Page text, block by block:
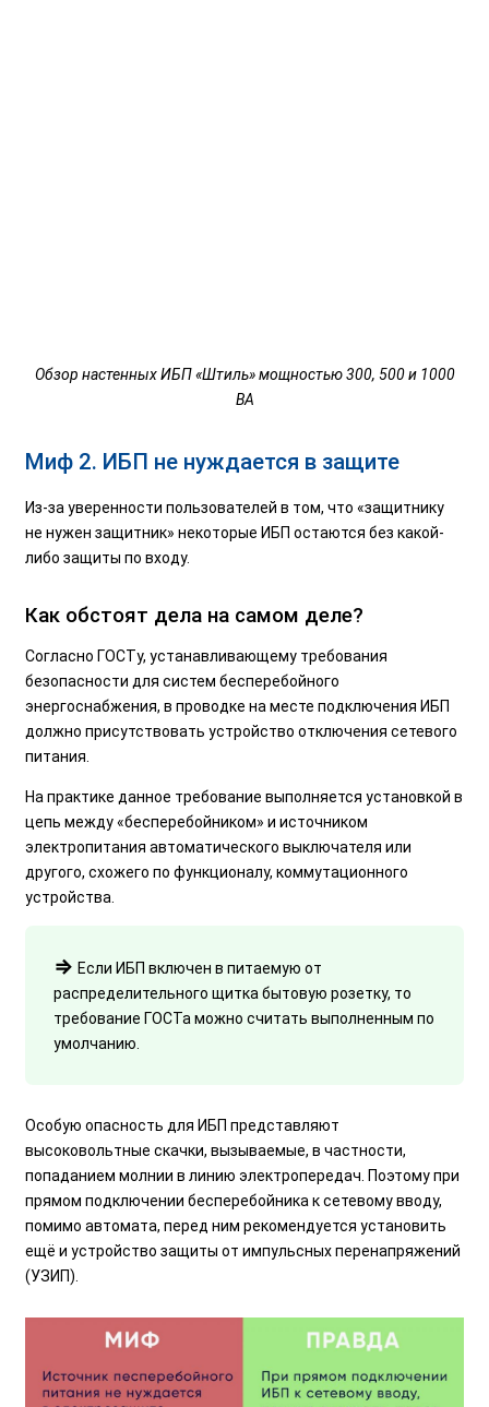
Обзор настенных ИБП «Штиль» мощностью 300, 500 и 1000
ВА
Миф 2. ИБП не нуждается в защите
Из-за уверенности пользователей в том, что «защитнику
не нужен защитник» некоторые ИБП остаются без какой-
либо защиты по входу.
Как обстоят дела на самом деле?
Согласно ГОСТу, устанавливающему требования
безопасности для систем бесперебойного
энергоснабжения, в проводке на месте подключения ИБП
должно присутствовать устройство отключения сетевого
питания.
На практике данное требование выполняется установкой в
цепь между «бесперебойником» и источником
электропитания автоматического выключателя или
другого, схожего по функционалу, коммутационного
устройства.
⇒ Если ИБП включен в питаемую от
распределительного щитка бытовую розетку, то
требование ГОСТа можно считать выполненным по
умолчанию.
Особую опасность для ИБП представляют
высоковольтные скачки, вызываемые, в частности,
попаданием молнии в линию электропередач. Поэтому при
прямом подключении бесперебойника к сетевому вводу,
помимо автомата, перед ним рекомендуется установить
ещё и устройство защиты от импульсных перенапряжений
(УЗИП).